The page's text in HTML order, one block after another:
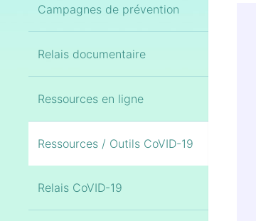
Campagnes de prévention
Relais documentaire
Ressources en ligne
Ressources / Outils CoVID-19
Relais CoVID-19